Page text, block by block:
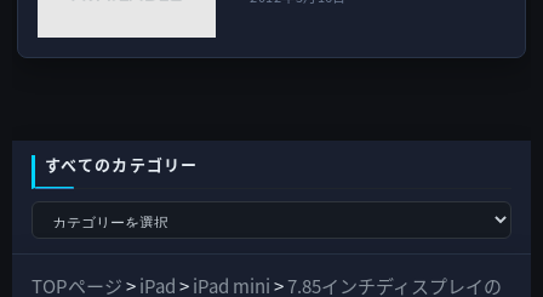
すべてのカテゴリー
て
TOPページ>iPad>iPad mini>7.85インチディスプレイの